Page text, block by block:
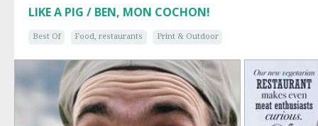
LIKE A PIG / BEN, MON COCHON!
Best Of Food, restaurants Print & Outdoor